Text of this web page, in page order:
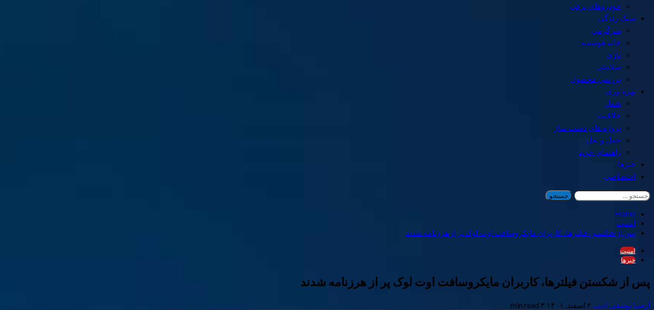
خودروهای برقی
سبک زندگی
سرگرمی
خانه هوشمند
بازی
سلامتی
بررسی محصول
بهره وری
شغل
خلاقیت
پروژه های دست ساز
حمل و نقل
راهنمای خرید
خبرها
اختصاصی
جستجو
برای:
Home
امنیت
پس از شکستن فیلترها، کاربران مایکروسافت اوت لوک پر از هرزنامه شدند
امنیت
خبرها
پس از شکستن فیلترها، کاربران مایکروسافت اوت لوک پر از هرزنامه شدند
ارشیا یوسفی ادیب ۲ اسفند, ۱۴۰۱ ۳ min read